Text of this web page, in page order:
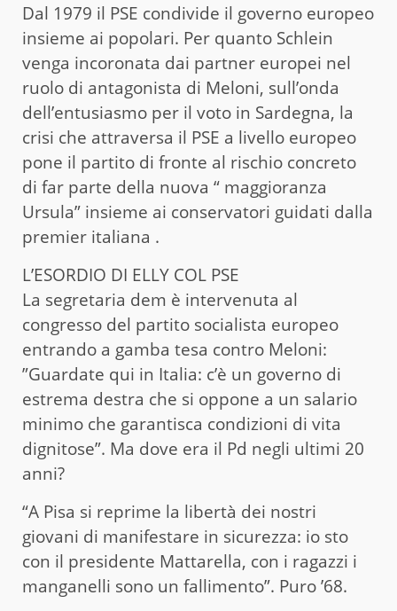
Dal 1979 il PSE condivide il governo europeo
insieme ai popolari. Per quanto Schlein
venga incoronata dai partner europei nel
ruolo di antagonista di Meloni, sull’onda
dell’entusiasmo per il voto in Sardegna, la
crisi che attraversa il PSE a livello europeo
pone il partito di fronte al rischio concreto
di far parte della nuova “ maggioranza
Ursula” insieme ai conservatori guidati dalla
premier italiana .
L’ESORDIO DI ELLY COL PSE
La segretaria dem è intervenuta al
congresso del partito socialista europeo
entrando a gamba tesa contro Meloni:
”Guardate qui in Italia: c’è un governo di
estrema destra che si oppone a un salario
minimo che garantisca condizioni di vita
dignitose”. Ma dove era il Pd negli ultimi 20
anni?
“A Pisa si reprime la libertà dei nostri
giovani di manifestare in sicurezza: io sto
con il presidente Mattarella, con i ragazzi i
manganelli sono un fallimento”. Puro ’68.